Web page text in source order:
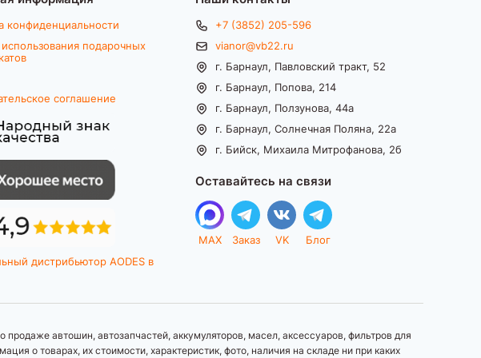
конфиденциальности
подарочных
соглашение
дистрибьютор AODES в
+7 (3852) 205-596
vianor@vb22.ru
г. Барнаул, Павловский тракт, 52
г. Барнаул, Попова, 214
г. Барнаул, Ползунова, 44а
г. Барнаул, Солнечная Поляна, 22а
г. Бийск, Михаила Митрофанова, 2б
Оставайтесь на связи
MAX Заказ VK Блог
автошин, автозапчастей, аккумуляторов, масел, аксессуаров, фильтров для
о товарах, их стоимости, характеристик, фото, наличия на складе ни при каких